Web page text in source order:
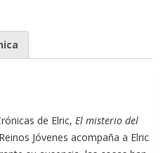
de Elric, El misterio del
Jóvenes acompaña a Elric